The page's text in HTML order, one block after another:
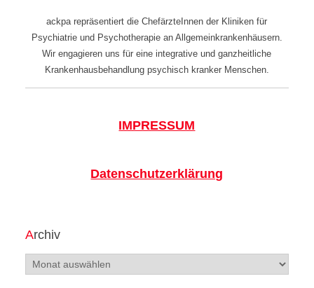
ackpa repräsentiert die ChefärzteInnen der Kliniken für
Psychiatrie und Psychotherapie an Allgemeinkrankenhäusern.
Wir engagieren uns für eine integrative und ganzheitliche
Krankenhausbehandlung psychisch kranker Menschen.
IMPRESSUM
Datenschutzerklärung
Archiv
Archiv